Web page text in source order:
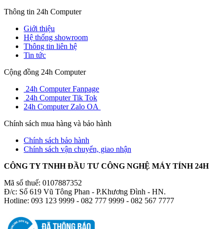
Thông tin 24h Computer
Giới thiệu
Hệ thống showroom
Thông tin liên hệ
Tin tức
Cộng đồng 24h Computer
24h Computer Fanpage
24h Computer Tik Tok
24h Computer Zalo OA
Chính sách mua hàng và bảo hành
Chính sách bảo hành
Chính sách vận chuyển, giao nhận
CÔNG TY TNHH ĐẦU TƯ CÔNG NGHỆ MÁY TÍNH 24H
Mã số thuế: 0107887352
Đ/c: Số 619 Vũ Tông Phan - P.Khương Đình - HN.
Hotline: 093 123 9999 - 082 777 9999 - 082 567 7777